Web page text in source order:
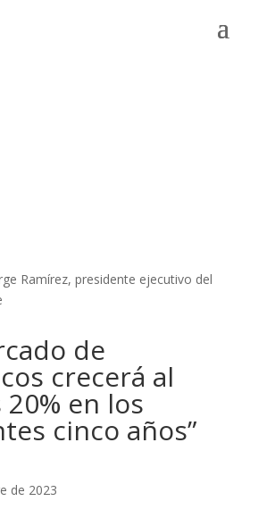
Ramírez, presidente ejecutivo del
de
crecerá al
en los
cinco años”
de 2023